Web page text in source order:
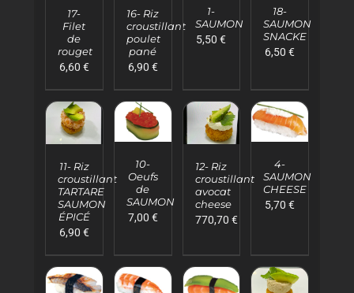
PANIER
/
DÉTAILS
17-
Filet
de
rouget
6,60 €
PANIER
/
DÉTAILS
16- Riz
croustillant
poulet
pané
6,90 €
PANIER
/
DÉTAILS
1-
SAUMON
5,50€
PANIER
/
DÉTAILS
18-
SAUMON
SNACKE
6,50€
AJOUTER
PANIER
/
DÉTAILS
11- Riz
croustillant
TARTARE
SAUMON
ÉPICÉ
6,90 €
AJOUTER
PANIER
/
DÉTAILS
10-
Oeufs
de
SAUMON
7,00 €
AJOUTER
PANIER
/
DÉTAILS
12- Riz
croustillant
avocat
cheese
770,70 €
AJOUTER
PANIER
/
DÉTAILS
4-
SAUMON
CHEESE
5,70€